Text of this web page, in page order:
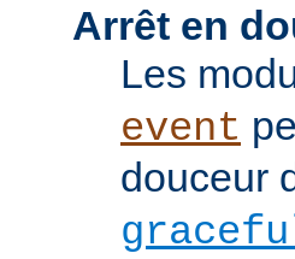
Arrêt en
Les
event
douceur